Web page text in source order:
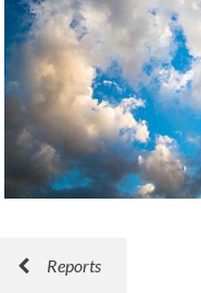
Reports